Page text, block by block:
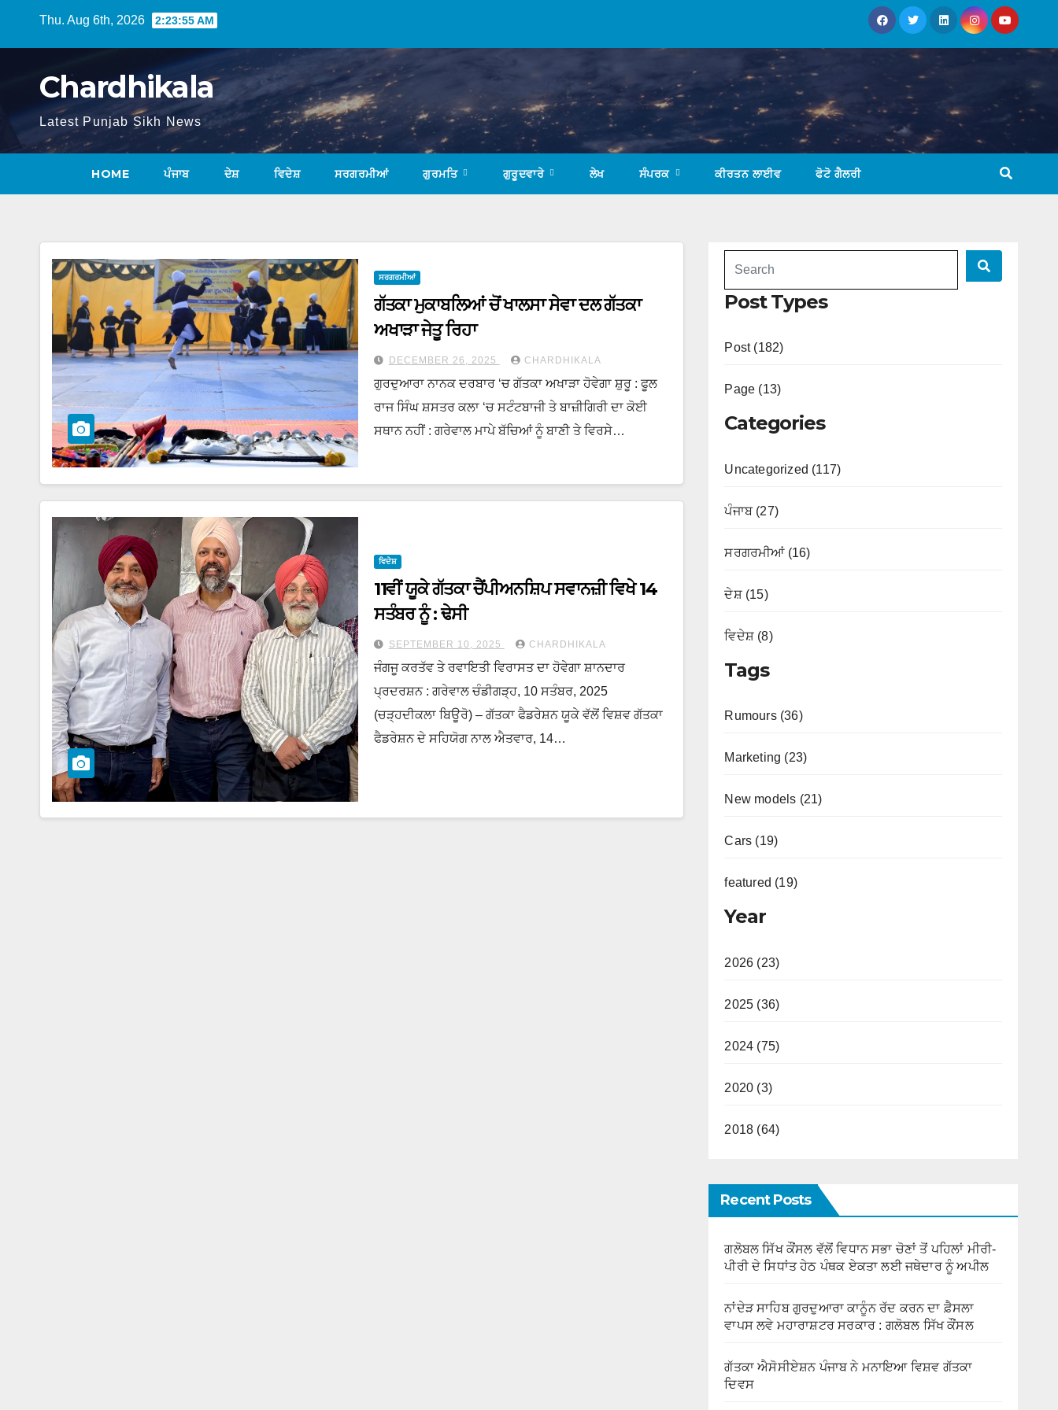
Thu. Aug 6th, 2026 2:23:55 AM
Chardhikala
Latest Punjab Sikh News
HOME ਪੰਜਾਬ ਦੇਸ਼ ਵਿਦੇਸ਼ ਸਰਗਰਮੀਆਂ ਗੁਰਮਤਿ ਗੁਰੂਦਵਾਰੇ ਲੇਖ ਸੰਪਰਕ ਕੀਰਤਨ ਲਾਈਵ ਫੋਟੋ ਗੈਲਰੀ
ਸਰਗਰਮੀਆਂ
ਗੱਤਕਾ ਮੁਕਾਬਲਿਆਂ ਚੋਂ ਖਾਲਸਾ ਸੇਵਾ ਦਲ ਗੱਤਕਾ
ਅਖਾੜਾ ਜੇਤੂ ਰਿਹਾ
DECEMBER 26, 2025 CHARDHIKALA
ਗੁਰਦੁਆਰਾ ਨਾਨਕ ਦਰਬਾਰ ‘ਚ ਗੱਤਕਾ ਅਖਾੜਾ ਹੋਵੇਗਾ ਸ਼ੁਰੂ : ਫੂਲ
ਰਾਜ ਸਿੰਘ ਸ਼ਸਤਰ ਕਲਾ ‘ਚ ਸਟੰਟਬਾਜੀ ਤੇ ਬਾਜ਼ੀਗਿਰੀ ਦਾ ਕੋਈ
ਸਥਾਨ ਨਹੀਂ : ਗਰੇਵਾਲ ਮਾਪੇ ਬੱਚਿਆਂ ਨੂੰ ਬਾਣੀ ਤੇ ਵਿਰਸੇ…
ਵਿਦੇਸ਼
11ਵੀਂ ਯੂਕੇ ਗੱਤਕਾ ਚੈਂਪੀਅਨਸ਼ਿਪ ਸਵਾਨਜ਼ੀ ਵਿਖੇ 14
ਸਤੰਬਰ ਨੂੰ : ਢੇਸੀ
SEPTEMBER 10, 2025 CHARDHIKALA
ਜੰਗਜੂ ਕਰਤੱਵ ਤੇ ਰਵਾਇਤੀ ਵਿਰਾਸਤ ਦਾ ਹੋਵੇਗਾ ਸ਼ਾਨਦਾਰ
ਪ੍ਰਦਰਸ਼ਨ : ਗਰੇਵਾਲ ਚੰਡੀਗੜ੍ਹ, 10 ਸਤੰਬਰ, 2025
(ਚੜ੍ਹਦੀਕਲਾ ਬਿਊਰੋ) – ਗੱਤਕਾ ਫੈਡਰੇਸ਼ਨ ਯੂਕੇ ਵੱਲੋਂ ਵਿਸ਼ਵ ਗੱਤਕਾ
ਫੈਡਰੇਸ਼ਨ ਦੇ ਸਹਿਯੋਗ ਨਾਲ ਐਤਵਾਰ, 14…
Post Types
Post (182)
Page (13)
Categories
Uncategorized (117)
ਪੰਜਾਬ (27)
ਸਰਗਰਮੀਆਂ (16)
ਦੇਸ਼ (15)
ਵਿਦੇਸ਼ (8)
Tags
Rumours (36)
Marketing (23)
New models (21)
Cars (19)
featured (19)
Year
2026 (23)
2025 (36)
2024 (75)
2020 (3)
2018 (64)
Recent Posts
ਗਲੋਬਲ ਸਿੱਖ ਕੌਂਸਲ ਵੱਲੋਂ ਵਿਧਾਨ ਸਭਾ ਚੋਣਾਂ ਤੋਂ ਪਹਿਲਾਂ ਮੀਰੀ-
ਪੀਰੀ ਦੇ ਸਿਧਾਂਤ ਹੇਠ ਪੰਥਕ ਏਕਤਾ ਲਈ ਜਥੇਦਾਰ ਨੂੰ ਅਪੀਲ
ਨਾਂਦੇੜ ਸਾਹਿਬ ਗੁਰਦੁਆਰਾ ਕਾਨੂੰਨ ਰੱਦ ਕਰਨ ਦਾ ਫ਼ੈਸਲਾ
ਵਾਪਸ ਲਵੇ ਮਹਾਰਾਸ਼ਟਰ ਸਰਕਾਰ : ਗਲੋਬਲ ਸਿੱਖ ਕੌਂਸਲ
ਗੱਤਕਾ ਐਸੋਸੀਏਸ਼ਨ ਪੰਜਾਬ ਨੇ ਮਨਾਇਆ ਵਿਸ਼ਵ ਗੱਤਕਾ
ਦਿਵਸ